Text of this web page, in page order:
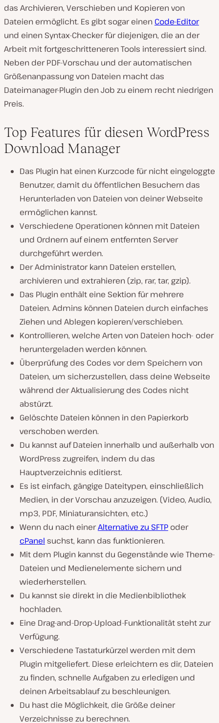
das Archivieren, Verschieben und Kopieren von
Dateien ermöglicht. Es gibt sogar einen Code-Editor
und einen Syntax-Checker für diejenigen, die an der
Arbeit mit fortgeschritteneren Tools interessiert sind.
Neben der PDF-Vorschau und der automatischen
Größenanpassung von Dateien macht das
Dateimanager-Plugin den Job zu einem recht niedrigen
Preis.
Top Features für diesen WordPress
Download Manager
Das Plugin hat einen Kurzcode für nicht eingeloggte
Benutzer, damit du öffentlichen Besuchern das
Herunterladen von Dateien von deiner Webseite
ermöglichen kannst.
Verschiedene Operationen können mit Dateien
und Ordnern auf einem entfernten Server
durchgeführt werden.
Der Administrator kann Dateien erstellen,
archivieren und extrahieren (zip, rar, tar, gzip).
Das Plugin enthält eine Sektion für mehrere
Dateien. Admins können Dateien durch einfaches
Ziehen und Ablegen kopieren/verschieben.
Kontrollieren, welche Arten von Dateien hoch- oder
heruntergeladen werden können.
Überprüfung des Codes vor dem Speichern von
Dateien, um sicherzustellen, dass deine Webseite
während der Aktualisierung des Codes nicht
abstürzt.
Gelöschte Dateien können in den Papierkorb
verschoben werden.
Du kannst auf Dateien innerhalb und außerhalb von
WordPress zugreifen, indem du das
Hauptverzeichnis editierst.
Es ist einfach, gängige Dateitypen, einschließlich
Medien, in der Vorschau anzuzeigen. (Video, Audio,
mp3, PDF, Miniaturansichten, etc.)
Wenn du nach einerAlternative zu SFTP oder
cPanel suchst, kann das funktionieren.
Mit dem Plugin kannst du Gegenstände wie Theme-
Dateien und Medienelemente sichern und
wiederherstellen.
Du kannst sie direkt in die Medienbibliothek
hochladen.
Eine Drag-and-Drop-Upload-Funktionalität steht zur
Verfügung.
Verschiedene Tastaturkürzel werden mit dem
Plugin mitgeliefert. Diese erleichtern es dir, Dateien
zu finden, schnelle Aufgaben zu erledigen und
deinen Arbeitsablauf zu beschleunigen.
Du hast die Möglichkeit, die Größe deiner
Verzeichnisse zu berechnen.